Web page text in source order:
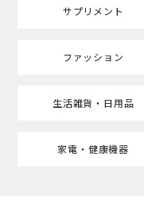
サプリメント
ファッション
生活雑貨・日用品
家電・健康機器